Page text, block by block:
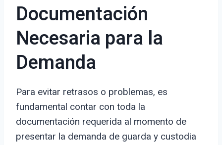
Documentación
Necesaria para la
Demanda
Para evitar retrasos o problemas, es
fundamental contar con toda la
documentación requerida al momento de
presentar la demanda de guarda y custodia